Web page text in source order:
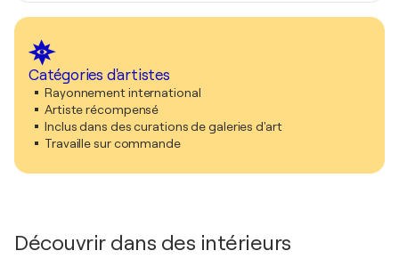
Catégories d'artistes
Rayonnement international
Artiste récompensé
Inclus dans des curations de galeries d'art
Travaille sur commande
Découvrir dans des intérieurs